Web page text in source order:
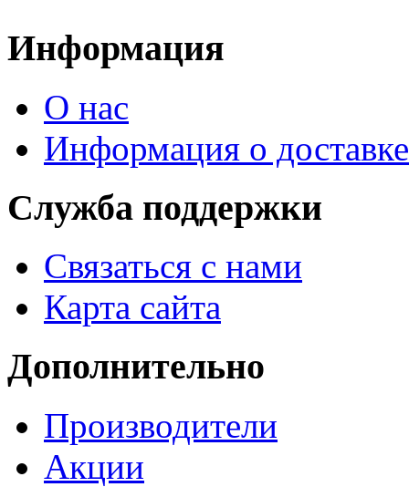
Информация
О нас
Информация о доставке
Служба поддержки
Связаться с нами
Карта сайта
Дополнительно
Производители
Акции